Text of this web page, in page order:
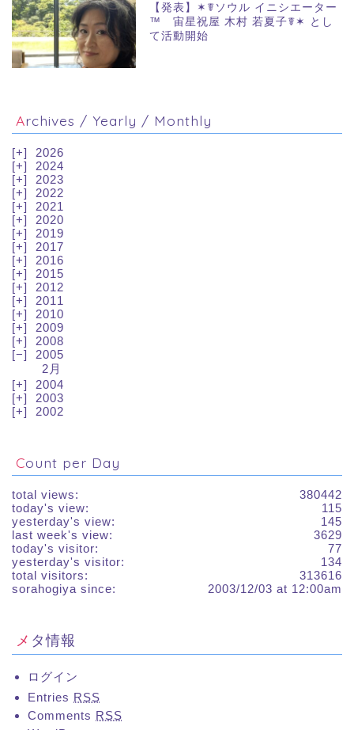
【発表】✶☤ソウル イニシエーター
™ 宙星祝屋 木村 若夏子☤✶ とし
て活動開始
Archives / Yearly / Monthly
2026
2024
2023
2022
2021
2020
2019
2017
2016
2015
2012
2011
2010
2009
2008
2005
2月
2004
2003
2002
Count per Day
380442
total views:
115
today's view:
145
yesterday's view:
3629
last week's view:
77
today's visitor:
134
yesterday's visitor:
313616
total visitors:
2003/12/03 at 12:00am
sorahogiya since:
メタ情報
ログイン
Entries RSS
Comments RSS